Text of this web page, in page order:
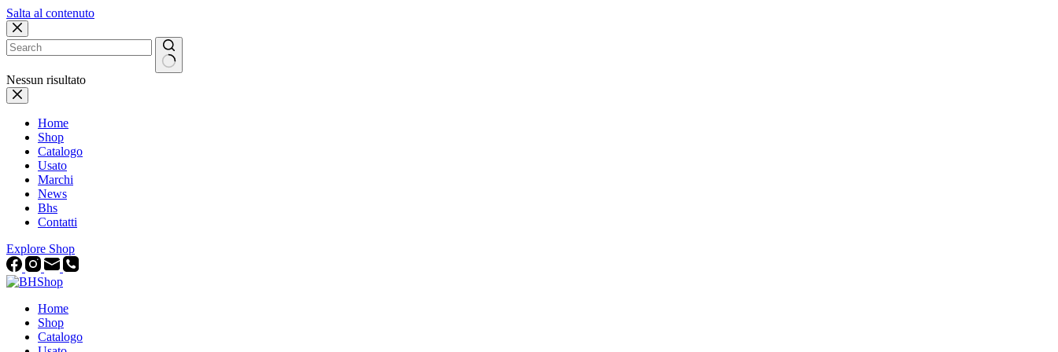
Salta al contenuto
Nessun risultato
Home
Shop
Catalogo
Usato
Marchi
News
Bhs
Contatti
Explore Shop
Home
Shop
Catalogo